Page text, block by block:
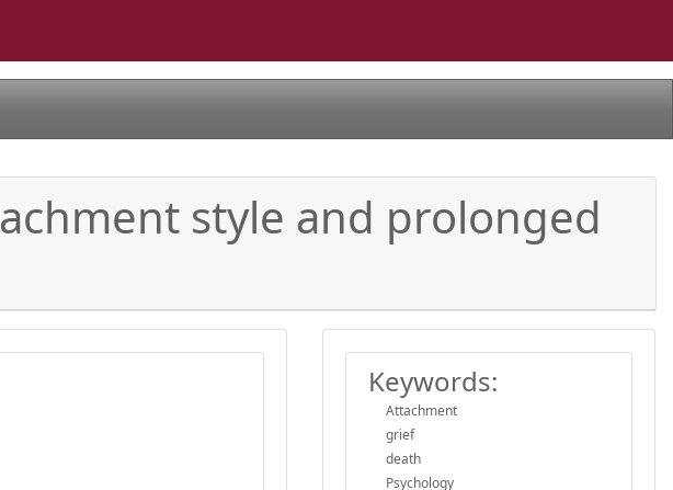
style and prolonged
Keywords:
Attachment
grief
death
Psychology